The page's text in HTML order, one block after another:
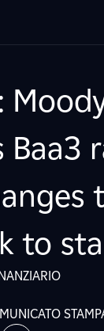
Baa3
to